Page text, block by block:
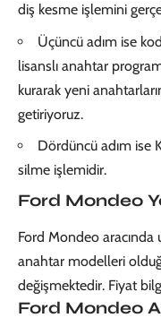
diş kesme işlemini
Üçüncü adım ise
lisanslı anahtar
kurarak yeni
getiriyoruz.
Dördüncü adım ise
silme işlemidir.
Ford Mondeo
Ford Mondeo aracında
anahtar modelleri
değişmektedir. Fiyat
Ford Mondeo